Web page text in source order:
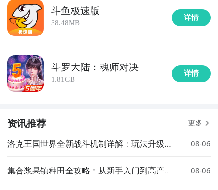
斗鱼极速版
38.48MB
详情
斗罗大陆：魂师对决
1.81GB
详情
资讯推荐 更多
洛克王国世界全新战斗机制详解：玩法升级与
08-06
集合浆果镇种田全攻略：从新手入门到高产技
08-06